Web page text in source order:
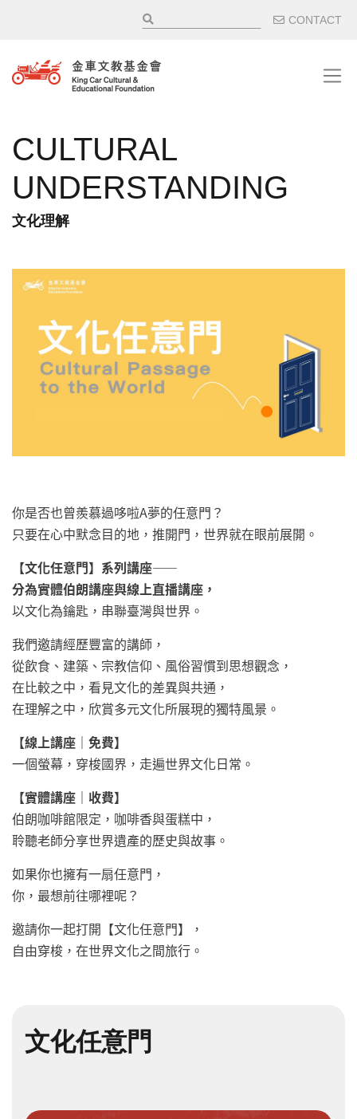
輔助選
CONTACT
CULTURAL
UNDERSTANDING
文化理解
你是否也曾羨慕過哆啦A夢的任意門？
只要在心中默念目的地，推開門，世界就在眼前展開。
【文化任意門】系列講座——
分為實體伯朗講座與線上直播講座 ，
以文化為鑰匙，串聯臺灣與世界。
我們邀請經歷豐富的講師，
從飲食、建築、宗教信仰、風俗習慣到思想觀念，
在比較之中，看見文化的差異與共通，
在理解之中，欣賞多元文化所展現的獨特風景。
【線上講座｜免費】
一個螢幕，穿梭國界，走遍世界文化日常。
【實體講座｜收費】
伯朗咖啡館限定，咖啡香與蛋糕中，
聆聽老師分享世界遺產的歷史與故事。
如果你也擁有一扇任意門，
你，最想前往哪裡呢？
邀請你一起打開【文化任意門】，
自由穿梭，在世界文化之間旅行。
文化任意門